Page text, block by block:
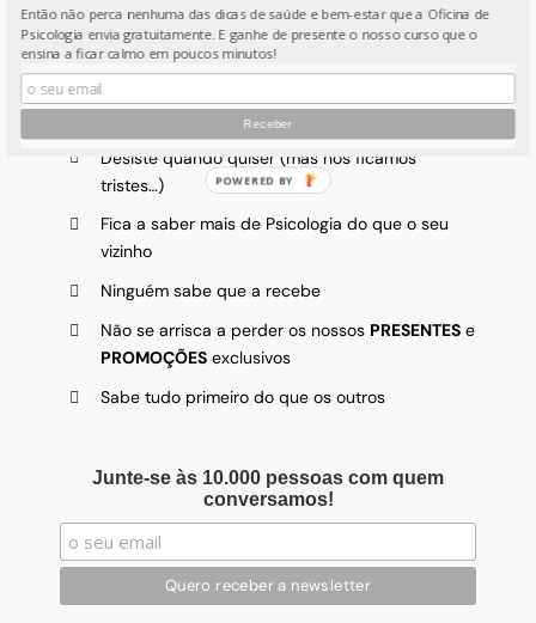
CALMANTE
Só lê se quiser
De
SISTEMA NERVOSO
Desiste quando quiser (mas nós ficamos
tristes…)
Fica a saber mais de Psicologia do que o seu
vizinho
Ninguém sabe que a recebe
Não se arrisca a perder os nossos PRESENTESe
PROMOÇÕESexclusivos
Sabe tudo primeiro do que os outros
Junte-se às 10.000 pessoas com quem
conversamos!
Então não perca nenhuma das dicas de saúde e bem-estar que a Oficina de
Psicologia envia gratuitamente. E ganhe de presente o nosso curso que o
ensina a ficar calmo em poucos minutos!